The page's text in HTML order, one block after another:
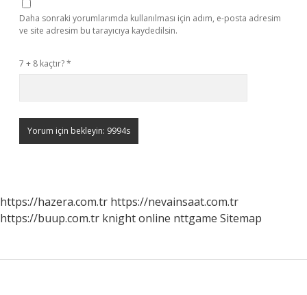
Daha sonraki yorumlarımda kullanılması için adım, e-posta adresim
ve site adresim bu tarayıcıya kaydedilsin.
7 + 8 kaçtır?*
https://hazera.com.tr https://nevainsaat.com.tr
https://buup.com.tr knight online nttgame Sitemap